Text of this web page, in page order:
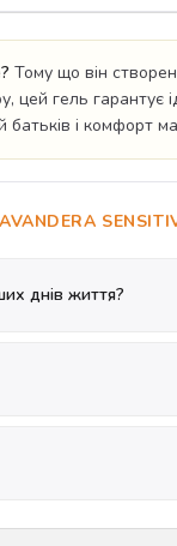
Тому що він
гель гарантує
батьків і комфорт
днів життя?